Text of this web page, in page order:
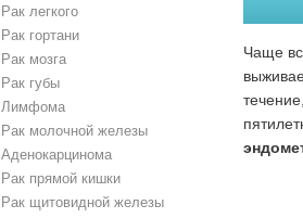
Рак легкого
Рак гортани
Рак мозга
Рак губы
Лимфома
Рак молочной железы
Аденокарцинома
Рак прямой кишки
Рак щитовидной железы
Чаще